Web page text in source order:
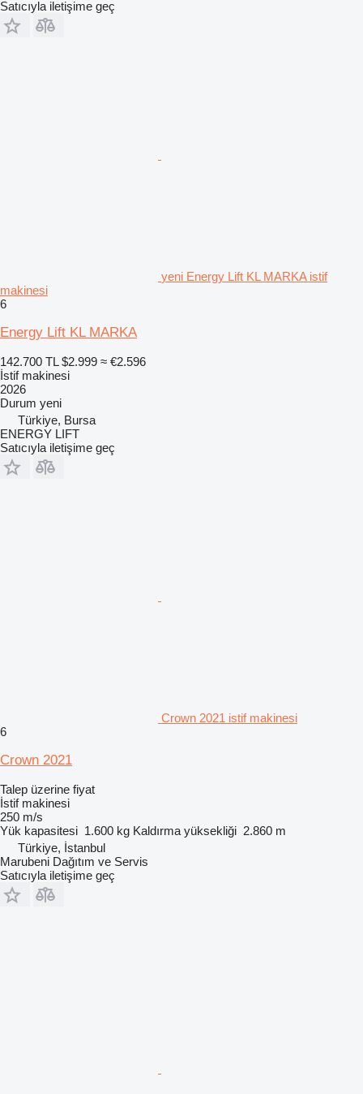
Satıcıyla iletişime geç
yeni Energy Lift KL MARKA istif
makinesi
6
Energy Lift KL MARKA
142.700 TL $2.999 ≈ €2.596
İstif makinesi
2026
Durum yeni
Türkiye, Bursa
ENERGY LIFT
Satıcıyla iletişime geç
Crown 2021 istif makinesi
6
Crown 2021
Talep üzerine fiyat
İstif makinesi
250 m/s
Yük kapasitesi 1.600 kg Kaldırma yüksekliği 2.860 m
Türkiye, İstanbul
Marubeni Dağıtım ve Servis
Satıcıyla iletişime geç